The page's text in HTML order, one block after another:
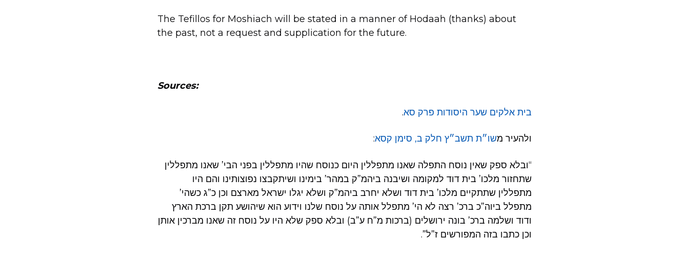
The Tefillos for Moshiach will be stated in a manner of Hodaah (thanks) about
the past, not a request and supplication for the future.
Sources:
בית אלקים שער היסודות פרק סא.
ולהעיר משו״ת תשב״ץ חלק ב, סימן קסא:
“ובלא ספק שאין נוסח התפלה שאנו מתפללין היום כנוסח שהיו מתפללין בפני הבי’ שאנו מתפללין
שתחזור מלכו’ בית דוד למקומה ושיבנה ביהמ”ק במהר’ בימינו ושיתקבצו נפוצותינו והם היו
מתפללין שתתקיים מלכו’ בית דוד ושלא יחרב ביהמ”ק ושלא יגלו ישראל מארצם וכן כ”ג כשהי’
מתפלל ביוה”כ ברכ’ רצה לא הי’ מתפלל אותה על נוסח שלנו וידוע הוא שיהושע תקן ברכת הארץ
ודוד ושלמה ברכ’ בונה ירושלים (ברכות מ”ח ע”ב) ובלא ספק שלא היו על נוסח זה שאנו מברכין אותן
וכן כתבו בזה המפורשים ז”ל”.